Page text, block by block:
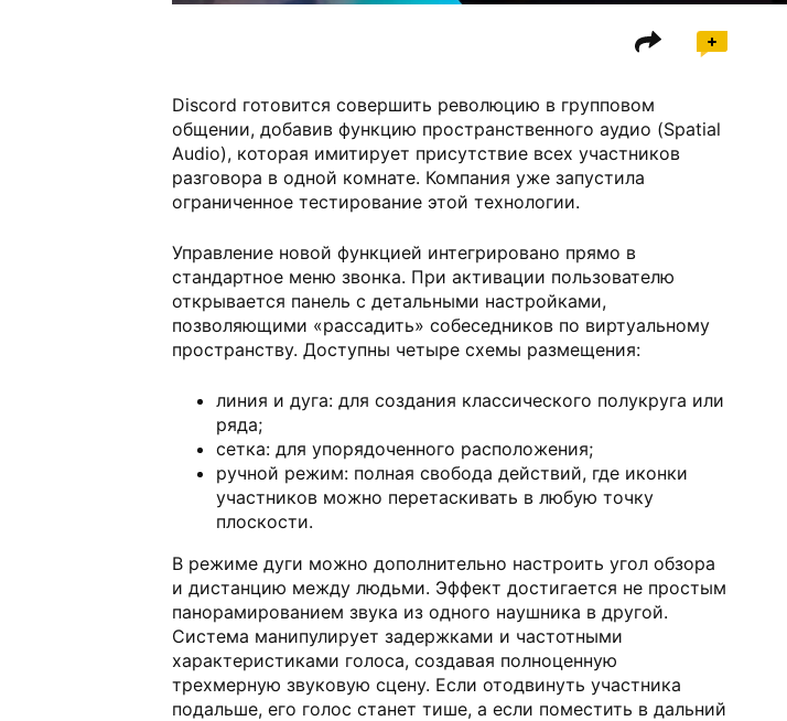
Discord готовится совершить революцию в групповом
общении, добавив функцию пространственного аудио (Spatial
Audio), которая имитирует присутствие всех участников
разговора в одной комнате. Компания уже запустила
ограниченное тестирование этой технологии.
Управление новой функцией интегрировано прямо в
стандартное меню звонка. При активации пользователю
открывается панель с детальными настройками,
позволяющими «рассадить» собеседников по виртуальному
пространству. Доступны четыре схемы размещения:
линия и дуга: для создания классического полукруга или
ряда;
сетка: для упорядоченного расположения;
ручной режим: полная свобода действий, где иконки
участников можно перетаскивать в любую точку
плоскости.
В режиме дуги можно дополнительно настроить угол обзора
и дистанцию между людьми. Эффект достигается не простым
панорамированием звука из одного наушника в другой.
Система манипулирует задержками и частотными
характеристиками голоса, создавая полноценную
трехмерную звуковую сцену. Если отодвинуть участника
подальше, его голос станет тише, а если поместить в дальний